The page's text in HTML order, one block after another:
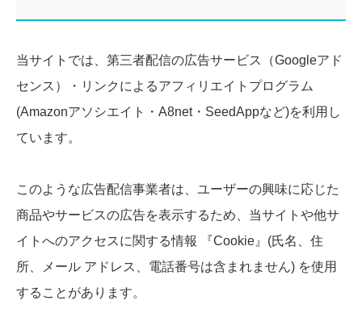
当サイトでは、第三者配信の広告サービス（Googleアド
センス）・リンクによるアフィリエイトプログラム
(Amazonアソシエイト・A8net・SeedAppなど)を利用し
ています。
このような広告配信事業者は、ユーザーの興味に応じた
商品やサービスの広告を表示するため、当サイトや他サ
イトへのアクセスに関する情報 『Cookie』(氏名、住
所、メール アドレス、電話番号は含まれません) を使用
することがあります。